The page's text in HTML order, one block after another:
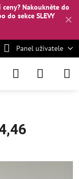
✕
Nakoukněte do
do sekce SLEVY
Panel uživatele